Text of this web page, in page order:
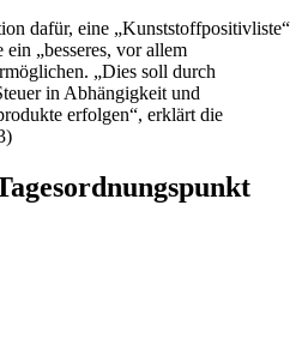
dafür, eine „Kunststoffpositivliste“
„besseres, vor allem
„Dies soll durch
in Abhängigkeit und
erfolgen“, erklärt die